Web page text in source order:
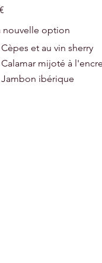
nouvelle option
Cèpes et au vin sherry
Calamar mijoté à l'encre
Jambon ibérique